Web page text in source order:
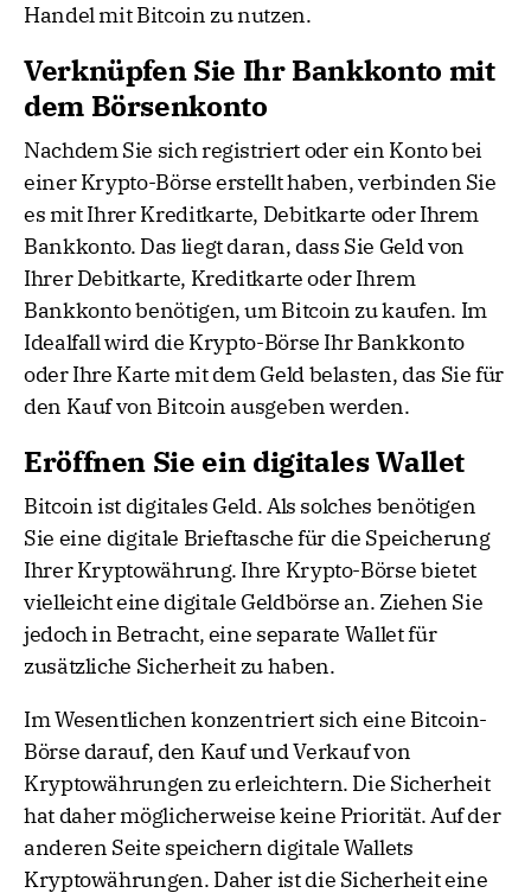
Handel mit Bitcoin zu nutzen.
Verknüpfen Sie Ihr Bankkonto mit
dem Börsenkonto
Nachdem Sie sich registriert oder ein Konto bei
einer Krypto-Börse erstellt haben, verbinden Sie
es mit Ihrer Kreditkarte, Debitkarte oder Ihrem
Bankkonto. Das liegt daran, dass Sie Geld von
Ihrer Debitkarte, Kreditkarte oder Ihrem
Bankkonto benötigen, um Bitcoin zu kaufen. Im
Idealfall wird die Krypto-Börse Ihr Bankkonto
oder Ihre Karte mit dem Geld belasten, das Sie für
den Kauf von Bitcoin ausgeben werden.
Eröffnen Sie ein digitales Wallet
Bitcoin ist digitales Geld. Als solches benötigen
Sie eine digitale Brieftasche für die Speicherung
Ihrer Kryptowährung. Ihre Krypto-Börse bietet
vielleicht eine digitale Geldbörse an. Ziehen Sie
jedoch in Betracht, eine separate Wallet für
zusätzliche Sicherheit zu haben.
Im Wesentlichen konzentriert sich eine Bitcoin-
Börse darauf, den Kauf und Verkauf von
Kryptowährungen zu erleichtern. Die Sicherheit
hat daher möglicherweise keine Priorität. Auf der
anderen Seite speichern digitale Wallets
Kryptowährungen. Daher ist die Sicherheit eine